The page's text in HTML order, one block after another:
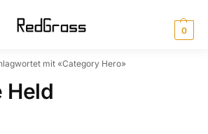
0
mit «Category Hero»
Held